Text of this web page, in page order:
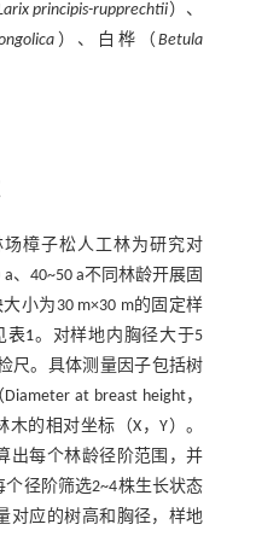
principis-rupprechtii ）、
）、白桦（Betula
樟子松人工林为研究对
、40~50 a不同林龄开展固
小为30 m×30 m的固定样
表1。对样地内胸径大于5
尺。具体测量因子包括树
at breast height，
的相对坐标（X，Y）。
出每个林龄径阶范围，并
径阶筛选2~4株生长状态
对应的树高和胸径，样地